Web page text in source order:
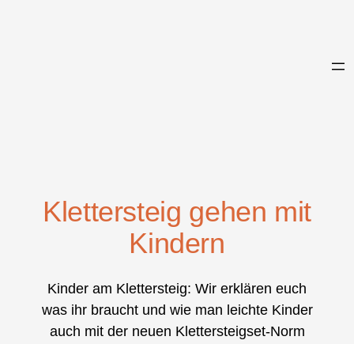
Klettersteig gehen mit
Kindern
Kinder am Klettersteig: Wir erklären euch
was ihr braucht und wie man leichte Kinder
auch mit der neuen Klettersteigset-Norm